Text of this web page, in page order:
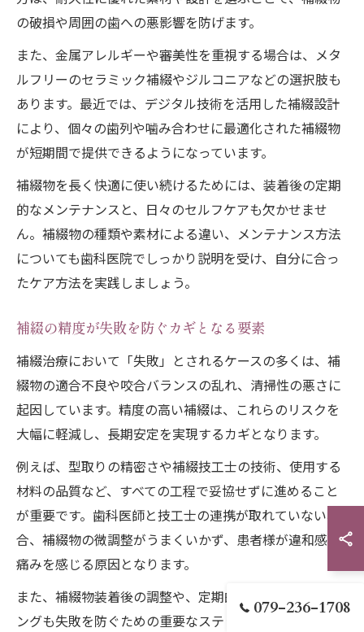
の破損や周囲の歯への悪影響を防げます。
また、金属アレルギーや審美性を重視する場合は、メタ
ルフリーのセラミック補綴やジルコニアなどの選択肢も
あります。最近では、デジタル技術を活用した補綴設計
により、個々の歯列や噛み合わせに最適化された補綴物
が短期間で提供できるようになっています。
補綴物を長く快適に使い続けるためには、装着後の定期
的なメンテナンスと、日々のセルフケアも欠かせませ
ん。補綴物の種類や素材による違い、メンテナンス方法
についても歯科医院でしっかり説明を受け、自分に合っ
たケア方法を実践しましょう。
補綴の精度が失敗を防ぐカギとなる要素
補綴治療において「失敗」とされるケースの多くは、補
綴物の適合不良や咬合バランスの乱れ、清掃性の悪さに
起因しています。精度の高い補綴は、これらのリスクを
大幅に軽減し、長期安定を実現するカギとなります。
例えば、型取りの精密さや補綴技工士の技術、使用する
材料の品質など、すべての工程で妥協せずに進めること
が重要です。歯科医師と技工士の連携が取れていない場
合、補綴物の微調整がうまくいかず、患者様が違和感や
痛みを感じる原因となります。
また、補綴物装着後の調整や、定期的な点検・クリーニ
ングも失敗を防ぐための重要なステップです。失敗例と
079-236-1708